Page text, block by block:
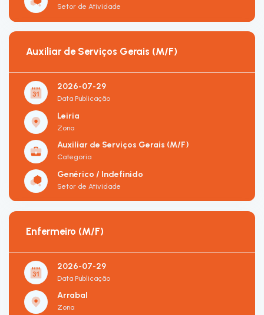
Setor de Atividade
Auxiliar de Serviços Gerais (M/F)
2026-07-29
Data Publicação
Leiria
Zona
Auxiliar de Serviços Gerais (M/F)
Categoria
Genérico / Indefinido
Setor de Atividade
Enfermeiro (M/F)
2026-07-29
Data Publicação
Arrabal
Zona